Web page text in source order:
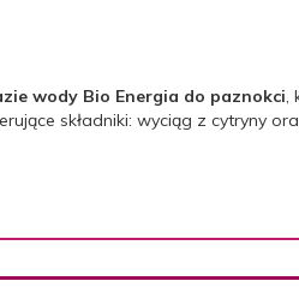
wody Bio Energia do paznokci,
składniki: wyciąg z cytryny